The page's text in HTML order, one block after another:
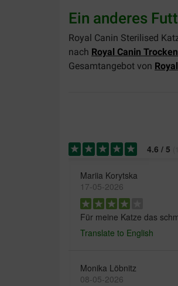
Ein anderes
Royal Canin Sterilised
nach Royal Canin
Gesamtangebot von
4.6 / 5
Mariia Korytska
17-05-2026
Für meine Katze das
Translate to English
Monika Löbnitz
08-05-2026